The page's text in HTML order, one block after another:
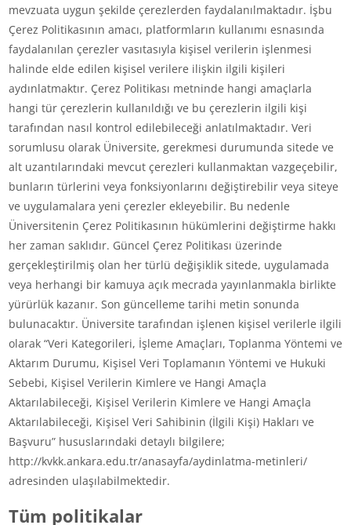
mevzuata uygun şekilde çerezlerden faydalanılmaktadır. İşbu
Çerez Politikasının amacı, platformların kullanımı esnasında
faydalanılan çerezler vasıtasıyla kişisel verilerin işlenmesi
halinde elde edilen kişisel verilere ilişkin ilgili kişileri
aydınlatmaktır. Çerez Politikası metninde hangi amaçlarla
hangi tür çerezlerin kullanıldığı ve bu çerezlerin ilgili kişi
tarafından nasıl kontrol edilebileceği anlatılmaktadır. Veri
sorumlusu olarak Üniversite, gerekmesi durumunda sitede ve
alt uzantılarındaki mevcut çerezleri kullanmaktan vazgeçebilir,
bunların türlerini veya fonksiyonlarını değiştirebilir veya siteye
ve uygulamalara yeni çerezler ekleyebilir. Bu nedenle
Üniversitenin Çerez Politikasının hükümlerini değiştirme hakkı
her zaman saklıdır. Güncel Çerez Politikası üzerinde
gerçekleştirilmiş olan her türlü değişiklik sitede, uygulamada
veya herhangi bir kamuya açık mecrada yayınlanmakla birlikte
yürürlük kazanır. Son güncelleme tarihi metin sonunda
bulunacaktır. Üniversite tarafından işlenen kişisel verilerle ilgili
olarak “Veri Kategorileri, İşleme Amaçları, Toplanma Yöntemi ve
Aktarım Durumu, Kişisel Veri Toplamanın Yöntemi ve Hukuki
Sebebi, Kişisel Verilerin Kimlere ve Hangi Amaçla
Aktarılabileceği, Kişisel Verilerin Kimlere ve Hangi Amaçla
Aktarılabileceği, Kişisel Veri Sahibinin (İlgili Kişi) Hakları ve
Başvuru” hususlarındaki detaylı bilgilere;
http://kvkk.ankara.edu.tr/anasayfa/aydinlatma-metinleri/
adresinden ulaşılabilmektedir.
Tüm politikalar